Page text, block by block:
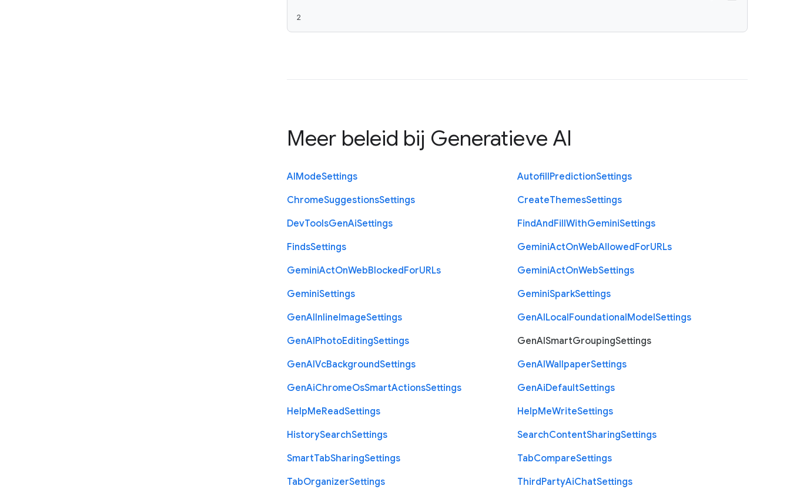
2
Meer beleid bij Generatieve AI
AIModeSettings AutofillPredictionSettings
ChromeSuggestionsSettings CreateThemesSettings
DevToolsGenAiSettings FindAndFillWithGeminiSettings
FindsSettings GeminiActOnWebAllowedForURLs
GeminiActOnWebBlockedForURLs GeminiActOnWebSettings
GeminiSettings GeminiSparkSettings
GenAIInlineImageSettings GenAILocalFoundationalModelSettings
GenAIPhotoEditingSettings GenAISmartGroupingSettings
GenAIVcBackgroundSettings GenAIWallpaperSettings
GenAiChromeOsSmartActionsSettings GenAiDefaultSettings
HelpMeReadSettings HelpMeWriteSettings
HistorySearchSettings SearchContentSharingSettings
SmartTabSharingSettings TabCompareSettings
TabOrganizerSettings ThirdPartyAiChatSettings